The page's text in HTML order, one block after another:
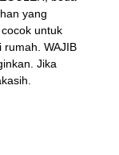
yang
untuk
rumah. WAJIB
Jika